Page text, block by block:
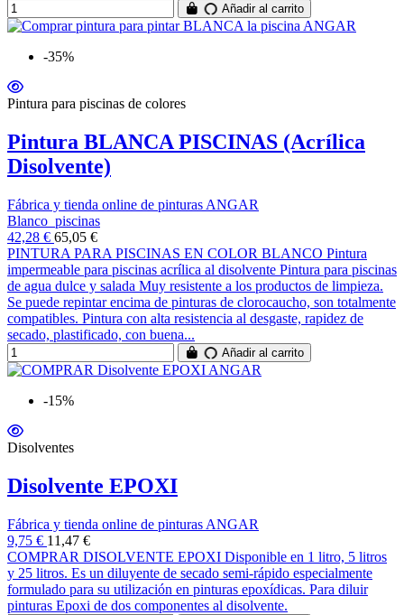
Añadir al carrito
-35%
Pintura para piscinas de colores
Pintura BLANCA PISCINAS (Acrílica
Disolvente)
Fábrica y tienda online de pinturas ANGAR
Blanco_piscinas
42,28 € 65,05 €
PINTURA PARA PISCINAS EN COLOR BLANCO Pintura
impermeable para piscinas acrílica al disolvente Pintura para piscinas
de agua dulce y salada Muy resistente a los productos de limpieza.
Se puede repintar encima de pinturas de clorocaucho, son totalmente
compatibles. Pintura con alta resistencia al desgaste, rapidez de
secado, plastificado, con buena...
Añadir al carrito
-15%
Disolventes
Disolvente EPOXI
Fábrica y tienda online de pinturas ANGAR
9,75 € 11,47 €
COMPRAR DISOLVENTE EPOXI Disponible en 1 litro, 5 litros
y 25 litros. Es un diluyente de secado semi-rápido especialmente
formulado para su utilización en pinturas epoxídicas. Para diluir
pinturas Epoxi de dos componentes al disolvente.